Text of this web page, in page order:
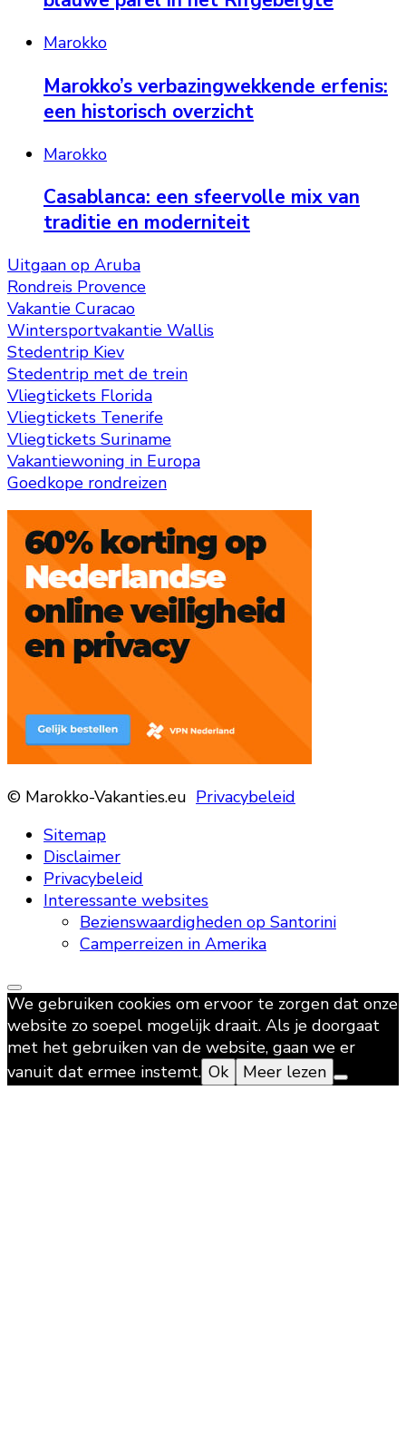
Marokko
Marokko’s verbazingwekkende erfenis:
een historisch overzicht
Marokko
Casablanca: een sfeervolle mix van
traditie en moderniteit
Uitgaan op Aruba
Rondreis Provence
Vakantie Curacao
Wintersportvakantie Wallis
Stedentrip Kiev
Stedentrip met de trein
Vliegtickets Florida
Vliegtickets Tenerife
Vliegtickets Suriname
Vakantiewoning in Europa
Goedkope rondreizen
© Marokko-Vakanties.eu Privacybeleid
Sitemap
Disclaimer
Privacybeleid
Interessante websites
Bezienswaardigheden op Santorini
Camperreizen in Amerika
We gebruiken cookies om ervoor te zorgen dat onze
website zo soepel mogelijk draait. Als je doorgaat
met het gebruiken van de website, gaan we er
vanuit dat ermee instemt. Ok Meer lezen